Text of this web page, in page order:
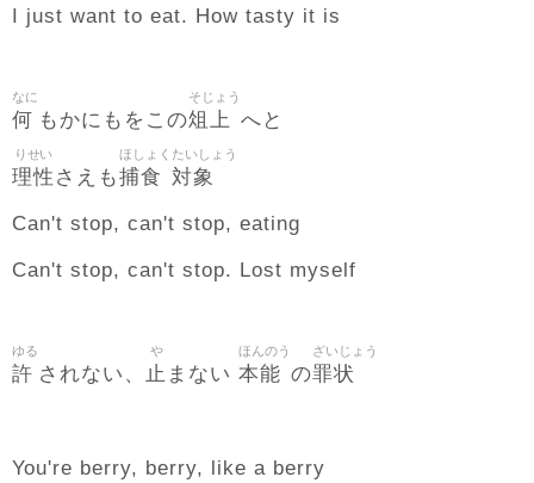
I just want to eat. How tasty it is
何
なに
もかにもをこの俎上
そじょう
へと
理性
りせい
さえも捕食
ほしょく
対象
たいしょう
Can't stop, can't stop, eating
Can't stop, can't stop. Lost myself
許
ゆる
されない、 止
や
まない 本能
ほんのう
の罪状
ざいじょう
You're berry, berry, like a berry